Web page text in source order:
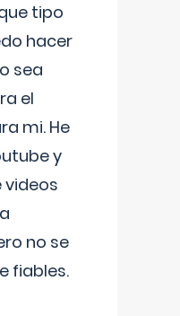
tipo
hacer
sea
el
mi. He
y
no se
fiables.